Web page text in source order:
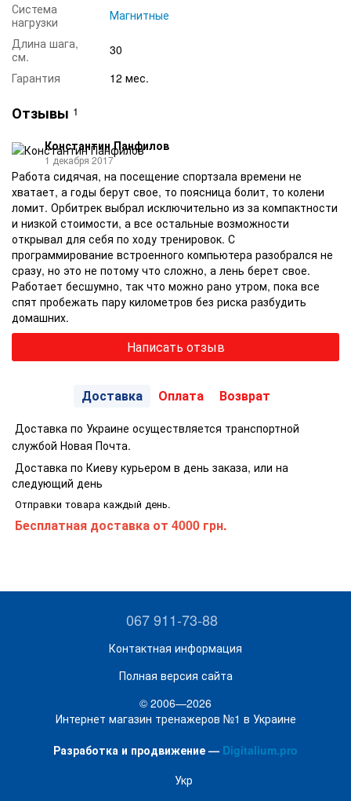
Система
нагрузки
Магнитные
Длина шага,
см.
30
Гарантия
12 мес.
Отзывы 1
Константин Панфилов
1 декабря 2017
Работа сидячая, на посещение спортзала времени не
хватает, а годы берут свое, то поясница болит, то колени
ломит. Орбитрек выбрал исключительно из за компактности
и низкой стоимости, а все остальные возможности
открывал для себя по ходу тренировок. С
программирование встроенного компьютера разобрался не
сразу, но это не потому что сложно, а лень берет свое.
Работает бесшумно, так что можно рано утром, пока все
спят пробежать пару километров без риска разбудить
домашних.
Написать отзыв
Доставка Оплата Возврат
Доставка по Украине осуществляется транспортной
службой Новая Почта.
Доставка по Киеву курьером в день заказа, или на
следующий день
Отправки товара каждый день.
Бесплатная доставка от 4000 грн.
067 911-73-88
Контактная информация
Полная версия сайта
© 2006—2026
Интернет магазин тренажеров №1 в Украине
Разработка и продвижение — Digitalium.pro
Укр